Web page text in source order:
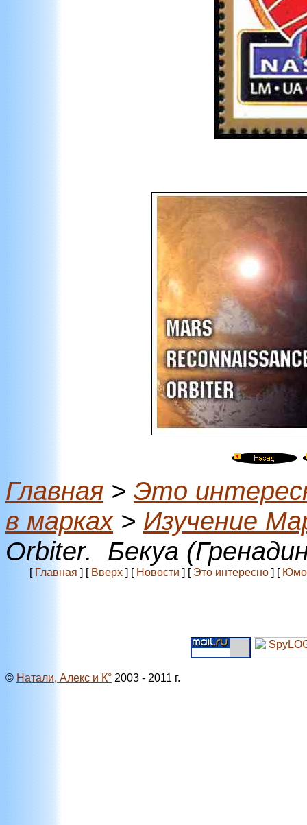
Главная > Это
в марках> Изучение
Orbiter. Бекуа
[ Главная ] [ Вверх ] [ Новости ] [ Это интересно ] [
© Натали, Алекс и К° 2003 - 2011 г.